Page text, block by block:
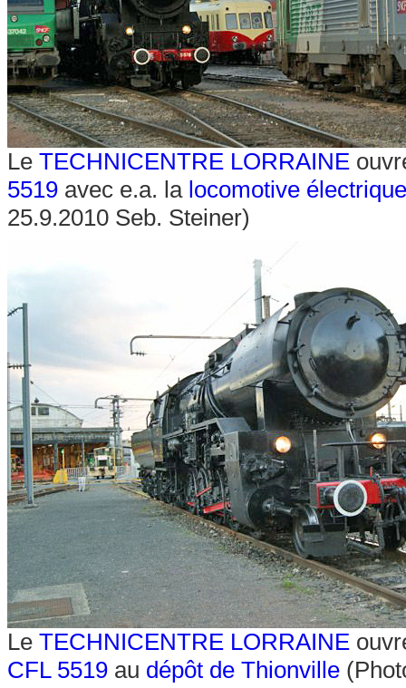
Le TECHNICENTRE LORRAINE
5519 avec e.a. la locomotive
25.9.2010 Seb. Steiner)
Le TECHNICENTRE LORRAINE
CFL 5519 au dépôt de Thionville